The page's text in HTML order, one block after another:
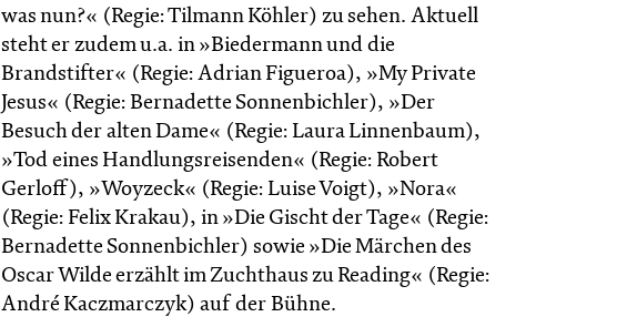
was nun?« (Regie: Tilmann Köhler) zu sehen. Aktuell
steht er zudem u.a. in »Biedermann und die
Brandstifter« (Regie: Adrian Figueroa), »My Private
Jesus« (Regie: Bernadette Sonnenbichler), »Der
Besuch der alten Dame« (Regie: Laura Linnenbaum),
»Tod eines Handlungsreisenden« (Regie: Robert
Gerloff), »Woyzeck« (Regie: Luise Voigt), »Nora«
(Regie: Felix Krakau), in »Die Gischt der Tage« (Regie:
Bernadette Sonnenbichler) sowie »Die Märchen des
Oscar Wilde erzählt im Zucht­haus zu Reading« (Regie:
André Kacz­marc­zyk) auf der Bühne.